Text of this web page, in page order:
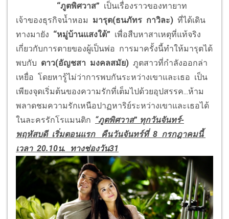
“ภูตพิศวาส” เป็นเรื่องราวของทายาท
เจ้าของธุรกิจน้ำหอม มารุต(ธนภัทร กาวิละ) ที่ได้เดิน
ทางมายัง “หมู่บ้านแสงใต้” เพื่อสืบหาสาเหตุที่แท้จริง
เกี่ยวกับการตายของผู้เป็นพ่อ การมาครั้งนี้ทำให้มารุตได้
พบกับ ดาว(อัญชสา มงคลสมัย) ภูตสาวที่กำลังออกล่า
เหยื่อ โดยหารู้ไม่ว่าการพบกันระหว่างเขาและเธอ เป็น
เพียงจุดเริ่มต้นของความรักที่เต็มไปด้วยอุปสรรค...ห้าม
พลาดชมความรักเหนือปาฏหาริย์ระหว่างเขาและเธอได้
ในละครรักโรแมนติก “ภูตพิศวาส” ทุกวันจันทร์-
พฤหัสบดี เริ่มตอนแรก คืนวันจันทร์ที่ 8 กรกฎาคมนี้
เวลา 20.10น. ทางช่องวัน31